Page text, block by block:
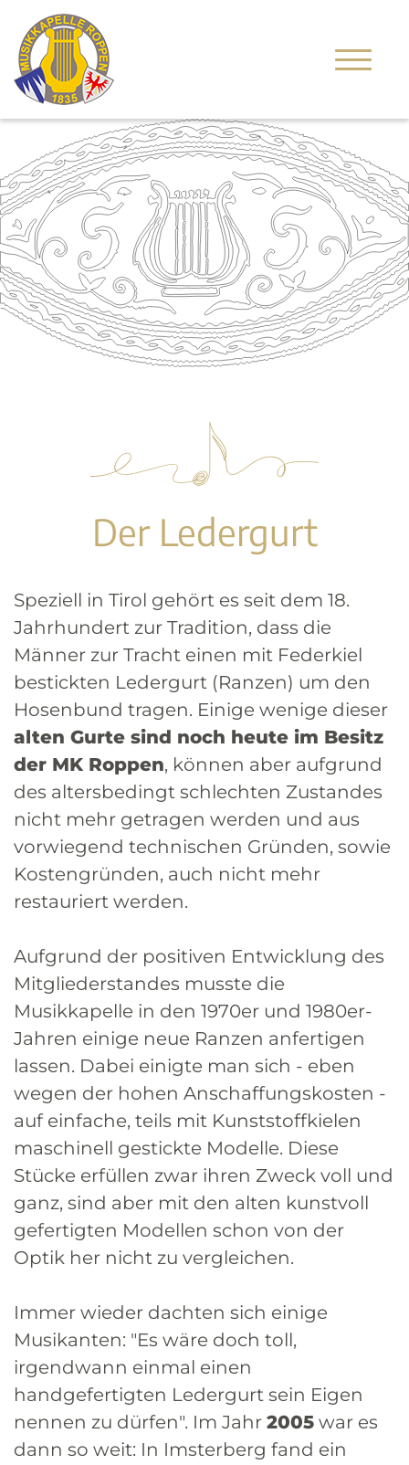
Der Ledergurt
Speziell in Tirol gehört es seit dem 18.
Jahrhundert zur Tradition, dass die
Männer zur Tracht einen mit Federkiel
bestickten Ledergurt (Ranzen) um den
Hosenbund tragen. Einige wenige dieser
alten Gurte sind noch heute im Besitz
der MK Roppen, können aber aufgrund
des altersbedingt schlechten Zustandes
nicht mehr getragen werden und aus
vorwiegend technischen Gründen, sowie
Kostengründen, auch nicht mehr
restauriert werden.
Aufgrund der positiven Entwicklung des
Mitgliederstandes musste die
Musikkapelle in den 1970er und 1980er-
Jahren einige neue Ranzen anfertigen
lassen. Dabei einigte man sich - eben
wegen der hohen Anschaffungskosten -
auf einfache, teils mit Kunststoffkielen
maschinell gestickte Modelle. Diese
Stücke erfüllen zwar ihren Zweck voll und
ganz, sind aber mit den alten kunstvoll
gefertigten Modellen schon von der
Optik her nicht zu vergleichen.
Immer wieder dachten sich einige
Musikanten: "Es wäre doch toll,
irgendwann einmal einen
handgefertigten Ledergurt sein Eigen
nennen zu dürfen". Im Jahr 2005 war es
dann so weit: In Imsterberg fand ein